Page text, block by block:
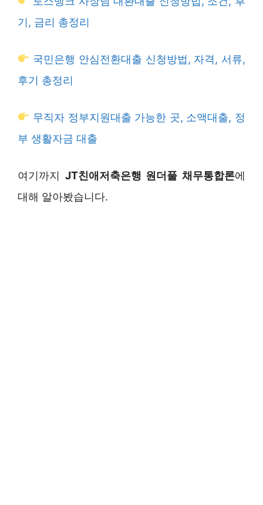
기, 금리 총정리
국민은행 안심전환대출 신청방법, 자격, 서류,
후기 총정리
무직자 정부지원대출 가능한 곳, 소액대출, 정
부 생활자금 대출
여기까지 JT친애저축은행 원더풀 채무통합론에
대해 알아봤습니다.